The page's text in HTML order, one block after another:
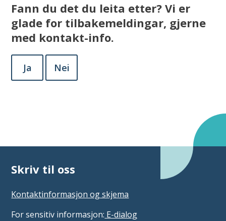
Fann du det du leita etter? Vi er
glade for tilbakemeldingar, gjerne
med kontakt-info.
Ja Nei
Skriv til oss
Kontaktinformasjon og skjema
For sensitiv informasjon: E-dialog